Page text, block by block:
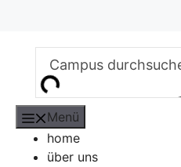
springen
Menü
home
über uns